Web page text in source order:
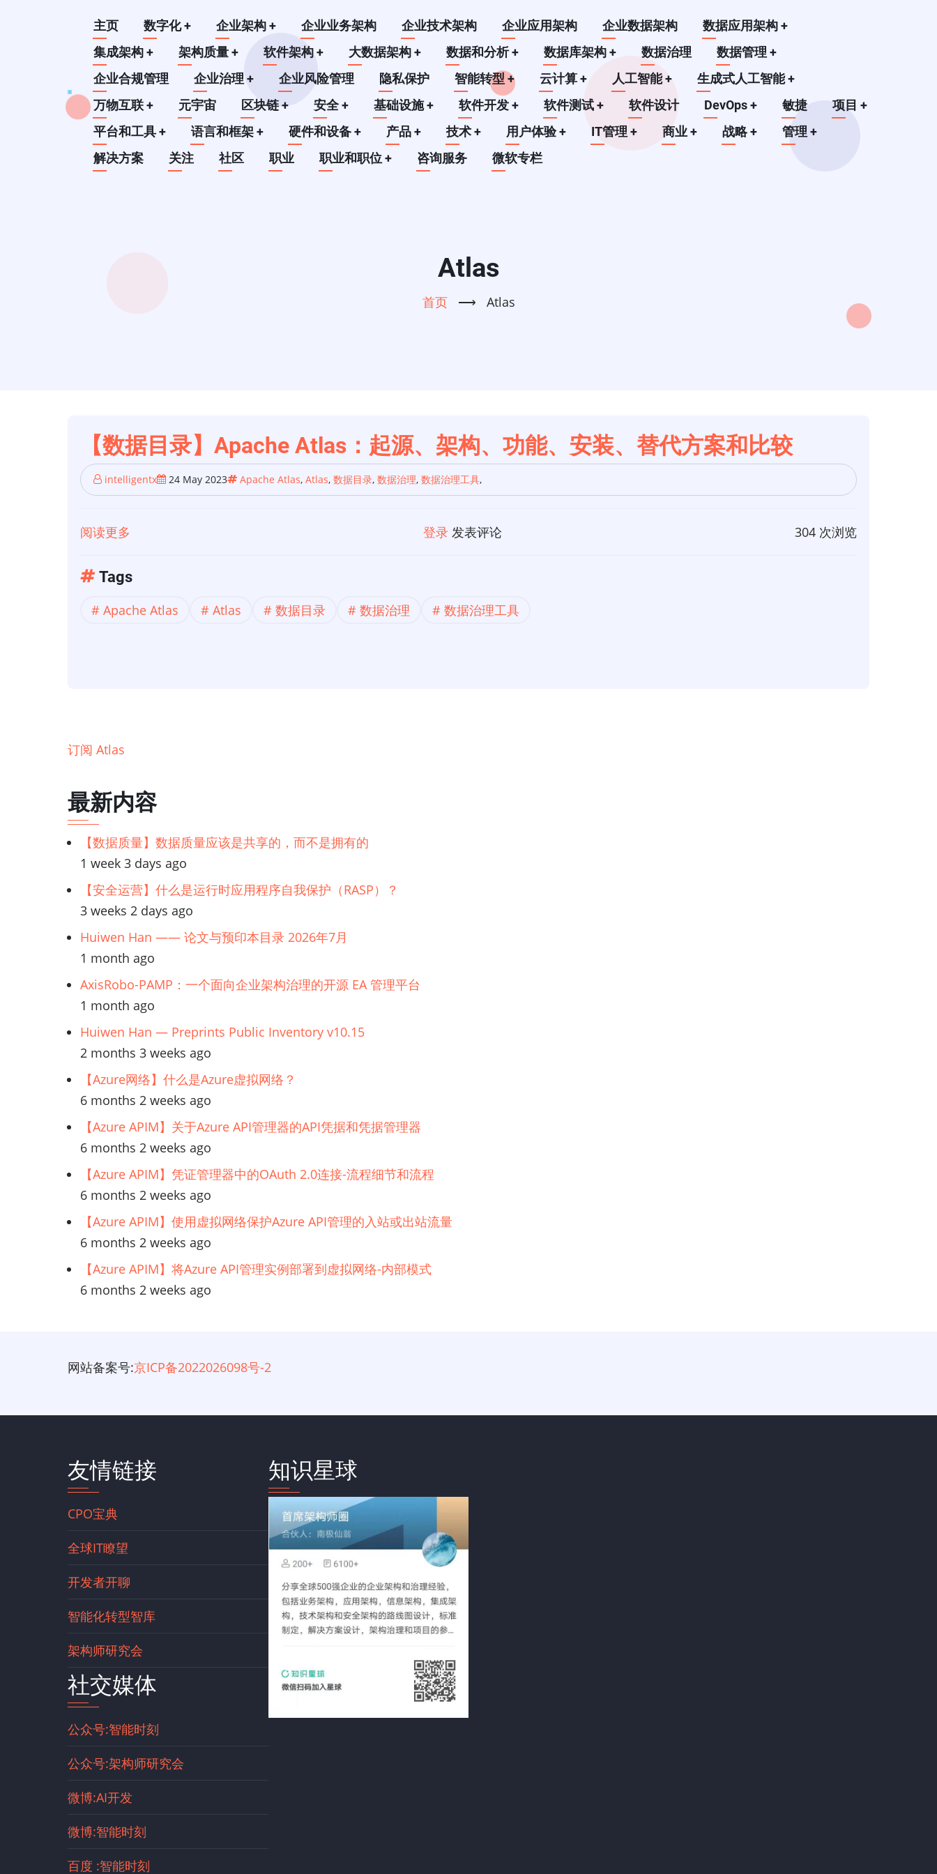
Main
navigation
主页 数字化+ 企业架构+ 企业业务架构 企业技术架构 企业应用架构 企业数据架构 数据应用架构+
集成架构+ 架构质量+ 软件架构+ 大数据架构+ 数据和分析+ 数据库架构+ 数据治理 数据管理+
企业合规管理
企业治理+ 企业风险管理 隐私保护 智能转型+ 云计算+ 人工智能+ 生成式人工智能+
万物互联+ 元宇宙 区块链+ 安全+ 基础设施+ 软件开发+ 软件测试+ 软件设计 DevOps+ 敏捷 项目+
平台和工具+ 语言和框架+ 硬件和设备+ 产品+ 技术+ 用户体验+ IT管理+ 商业+ 战略+ 管理+
解决方案
关注 社区 职业 职业和职位+ 咨询服务 微软专栏
Atlas
首页 ⟶ Atlas
【数据目录】Apache Atlas：起源、架构、功能、安装、替代方案和比较
intelligentx 24 May 2023 Apache Atlas, Atlas, 数据目录, 数据治理, 数据治理工具,
阅读更多
【数
目
能、
装、
替
代
方
案
比
较
登录 发表评论 304 次浏览
Tags
Apache Atlas Atlas 数据目录 数据治理 数据治理工具
订阅 Atlas
最新内容
【数据质量】数据质量应该是共享的，而不是拥有的
1 week 3 days ago
【安全运营】什么是运行时应用程序自我保护（RASP）？
3 weeks 2 days ago
Huiwen Han —— 论文与预印本目录 2026年7月
1 month ago
AxisRobo-PAMP：一个面向企业架构治理的开源 EA 管理平台
1 month ago
Huiwen Han — Preprints Public Inventory v10.15
2 months 3 weeks ago
【Azure网络】什么是Azure虚拟网络？
6 months 2 weeks ago
【Azure APIM】关于Azure API管理器的API凭据和凭据管理器
6 months 2 weeks ago
【Azure APIM】凭证管理器中的OAuth 2.0连接-流程细节和流程
6 months 2 weeks ago
【Azure APIM】使用虚拟网络保护Azure API管理的入站或出站流量
6 months 2 weeks ago
【Azure APIM】将Azure API管理实例部署到虚拟网络-内部模式
6 months 2 weeks ago
网站备案号:京ICP备2022026098号-2
友情链接
CPO宝典
全球IT瞭望
开发者开聊
智能化转型智库
架构师研究会
社交媒体
公众号:智能时刻
公众号:架构师研究会
微博:AI开发
微博:智能时刻
百度 :智能时刻
知识星球